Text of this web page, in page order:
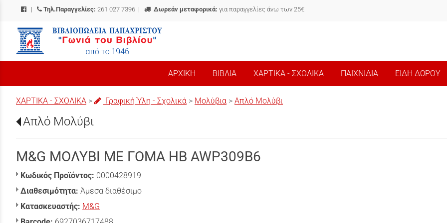
| Τηλ.Παραγγελίες: 261 027 7396 | Δωρεάν μεταφορικά: για παραγγελίες άνω των 25€
/
ΑΡΧΙΚΗ ΒΙΒΛΙΑ ΧΑΡΤΙΚΑ - ΣΧΟΛΙΚΑ ΠΑΙΧΝΙΔΙΑ ΕΙΔΗ ΔΩΡΟΥ
ΧΑΡΤΙΚΑ - ΣΧΟΛΙΚΑ > Γραφική Ύλη - Σχολικά > Μολύβια > Απλό Μολύβι
Απλό Μολύβι
M&G ΜΟΛΥΒΙ ΜΕ ΓΟΜΑ HB AWP309B6
Κωδικός Προϊόντος: 0000428919
Διαθεσιμότητα: Άμεσα διαθέσιμο
Κατασκευαστής: M&G